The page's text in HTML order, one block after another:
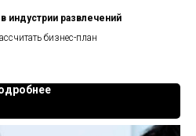
индустрии развлечений
бизнес-план